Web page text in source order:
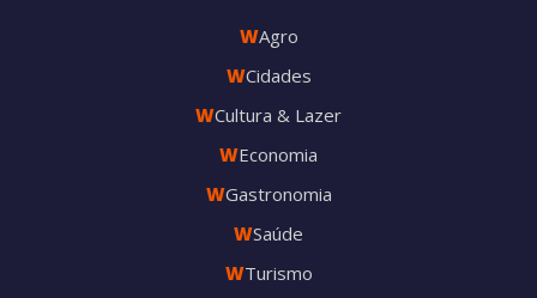
WAgro
WCidades
WCultura & Lazer
WEconomia
WGastronomia
WSaúde
WTurismo